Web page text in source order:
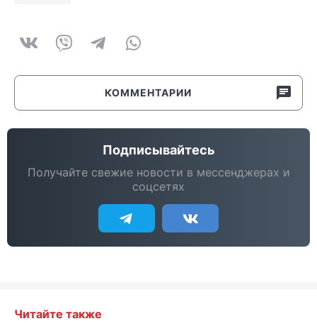
КОММЕНТАРИИ
Подписывайтесь
Получайте свежие новости в мессенджерах и
соцсетях
Читайте также